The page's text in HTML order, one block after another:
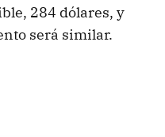
284 dólares, y
será similar.